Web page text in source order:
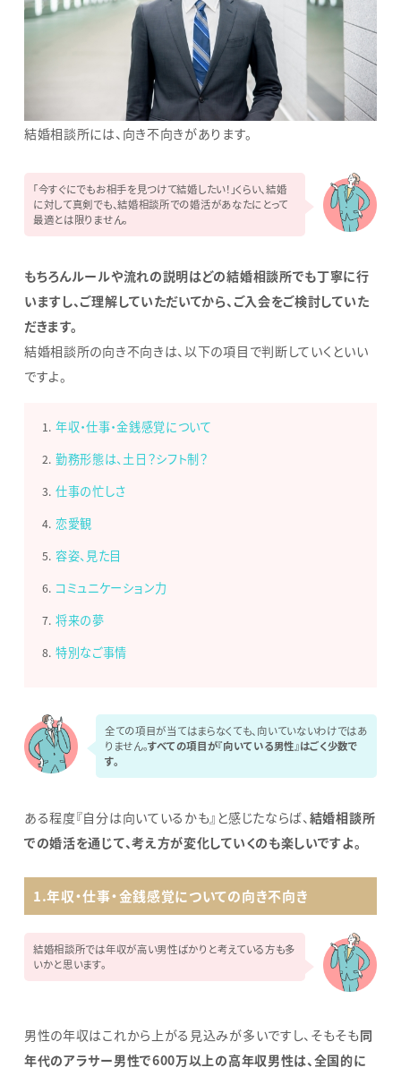
結婚相談所には、向き不向きがあります。
「今すぐにでもお相手を見つけて結婚したい！」くらい、結婚
に対して真剣でも、結婚相談所での婚活があなたにとって
最適とは限りません。
もちろんルールや流れの説明はどの結婚相談所でも丁寧に行
いますし、ご理解していただいてから、ご入会をご検討していた
だきます。
結婚相談所の向き不向きは、以下の項目で判断していくといい
ですよ。
年収・仕事・金銭感覚について
勤務形態は、土日？シフト制？
仕事の忙しさ
恋愛観
容姿、見た目
コミュニケーション力
将来の夢
特別なご事情
全ての項目が当てはまらなくても、向いていないわけではあ
りません。すべての項目が『向いている男性』はごく少数で
す。
ある程度『自分は向いているかも』と感じたならば、結婚相談所
での婚活を通じて、考え方が変化していくのも楽しいですよ。
1.年収・仕事・金銭感覚についての向き不向き
結婚相談所では年収が高い男性ばかりと考えている方も多
いかと思います。
男性の年収はこれから上がる見込みが多いですし、そもそも同
年代のアラサー男性で600万以上の高年収男性は、全国的に